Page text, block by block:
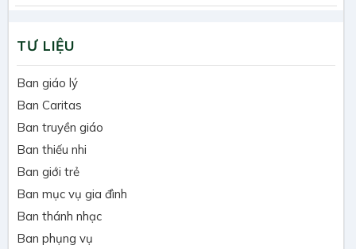
TƯ LIỆU
Ban giáo lý
Ban Caritas
Ban truyền giáo
Ban thiếu nhi
Ban giới trẻ
Ban mục vụ gia đình
Ban thánh nhạc
Ban phụng vụ